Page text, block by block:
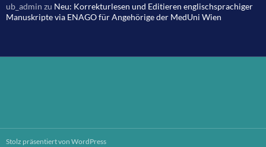
ub_admin zu Neu: Korrekturlesen und Editieren englischsprachiger
Manuskripte via ENAGO für Angehörige der MedUni Wien
Stolz präsentiert von WordPress